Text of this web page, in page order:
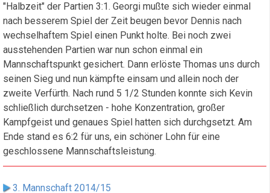
"Halbzeit" der Partien 3:1. Georgi mußte sich wieder einmal
nach besserem Spiel der Zeit beugen bevor Dennis nach
wechselhaftem Spiel einen Punkt holte. Bei noch zwei
ausstehenden Partien war nun schon einmal ein
Mannschaftspunkt gesichert. Dann erlöste Thomas uns durch
seinen Sieg und nun kämpfte einsam und allein noch der
zweite Verfürth. Nach rund 5 1/2 Stunden konnte sich Kevin
schließlich durchsetzen - hohe Konzentration, großer
Kampfgeist und genaues Spiel hatten sich durchgsetzt. Am
Ende stand es 6:2 für uns, ein schöner Lohn für eine
geschlossene Mannschaftsleistung.
3. Mannschaft 2014/15